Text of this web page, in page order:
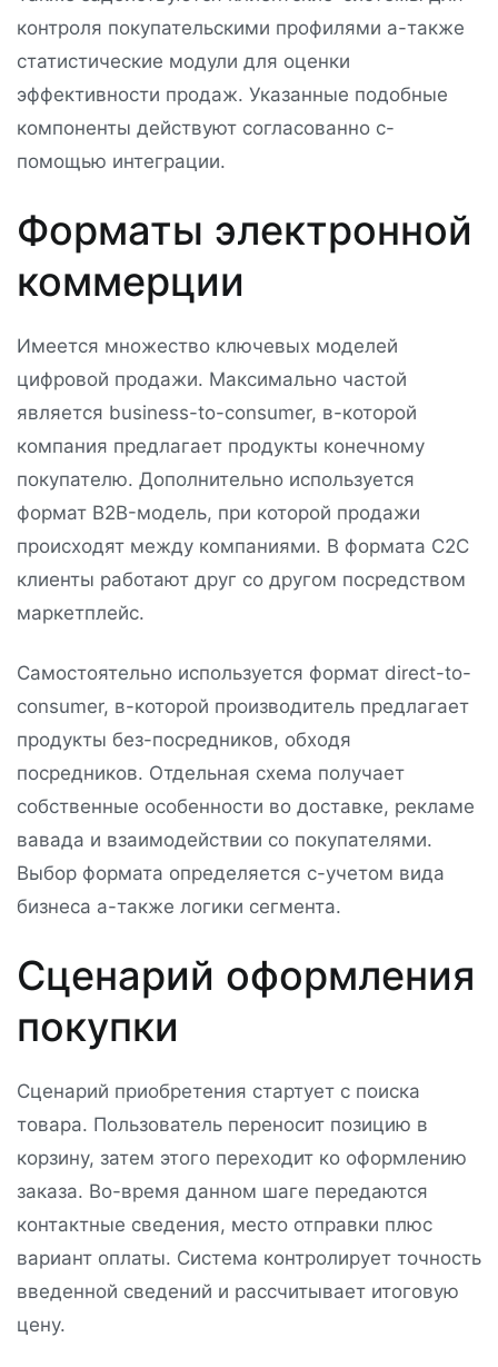
контроля покупательскими профилями а-также
статистические модули для оценки
эффективности продаж. Указанные подобные
компоненты действуют согласованно с-
помощью интеграции.
Форматы электронной
коммерции
Имеется множество ключевых моделей
цифровой продажи. Максимально частой
является business-to-consumer, в-которой
компания предлагает продукты конечному
покупателю. Дополнительно используется
формат B2B-модель, при которой продажи
происходят между компаниями. В формата C2C
клиенты работают друг со другом посредством
маркетплейс.
Самостоятельно используется формат direct-to-
consumer, в-которой производитель предлагает
продукты без-посредников, обходя
посредников. Отдельная схема получает
собственные особенности во доставке, рекламе
вавада и взаимодействии со покупателями.
Выбор формата определяется с-учетом вида
бизнеса а-также логики сегмента.
Сценарий оформления
покупки
Сценарий приобретения стартует с поиска
товара. Пользователь переносит позицию в
корзину, затем этого переходит ко оформлению
заказа. Во-время данном шаге передаются
контактные сведения, место отправки плюс
вариант оплаты. Система контролирует точность
введенной сведений и рассчитывает итоговую
цену.